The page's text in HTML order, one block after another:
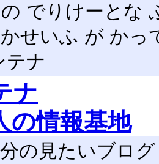
でりけーとな
せいふ が か
テナ
ナ
の情報基地
の見たいブロ